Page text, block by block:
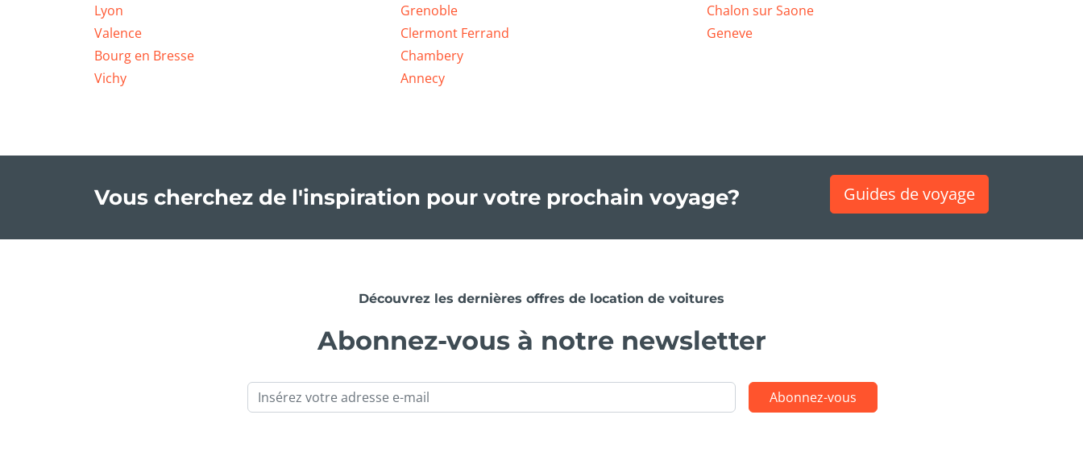
Lyon
Valence
Bourg en Bresse
Vichy
Grenoble
Clermont Ferrand
Chambery
Annecy
Chalon sur Saone
Geneve
Vous cherchez de l'inspiration pour votre prochain voyage? Guides de voyage
Découvrez les dernières offres de location de voitures
Abonnez-vous à notre newsletter
Email Abonnez-vous